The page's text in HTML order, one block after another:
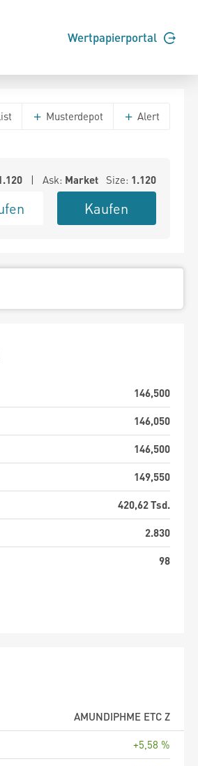
Wertpapierportal
Musterdepot Alert
| Ask: Market Size: 1.120
Kaufen
146,500
146,050
146,500
149,550
420,62 Tsd.
2.830
98
AMUNDIPHME ETC Z
+5,58 %